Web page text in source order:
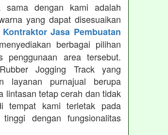
dengan kami adalah
yang dapat disesuaikan
Kontraktor Jasa Pembuatan
berbagai pilihan
penggunaan area tersebut.
Jogging Track yang
layanan purnajual berupa
lintasan tetap cerah dan tidak
tempat kami terletak pada
dengan fungsionalitas